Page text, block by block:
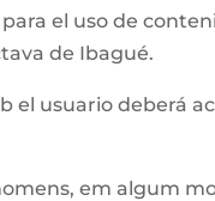
el uso de
de Ibagué.
el usuario deberá
em algum